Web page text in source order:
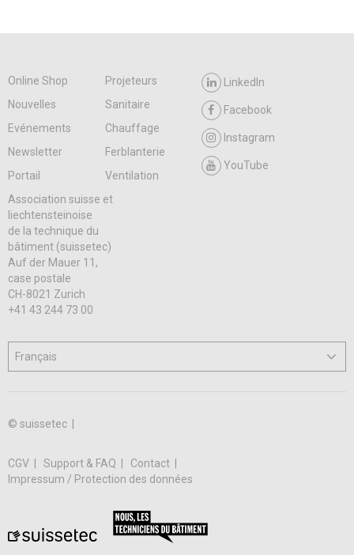
Online Shop
Projeteurs
Nouvelles
Sanitaire
Evénements
Chauffage
Newsletter
Ferblanterie
Portail
Ventilation
LinkedIn
Facebook
Instagram
YouTube
Association suisse et
liechtensteinoise
de la technique du
bâtiment (suissetec)
Auf der Mauer 11,
case postale
CH-8021 Zurich
+41 43 244 73 00
© suissetec |
CGV Support & FAQ
Contact
Impressum / Protection des données